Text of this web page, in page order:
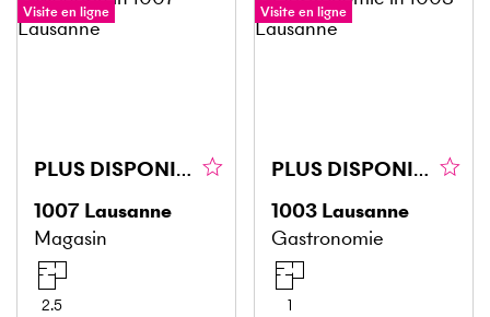
Visite en ligne
PLUS DISPONIBLE
1007 Lausanne
Magasin
2.5
Visite en ligne
PLUS DISPONIBLE
1003 Lausanne
Gastronomie
1